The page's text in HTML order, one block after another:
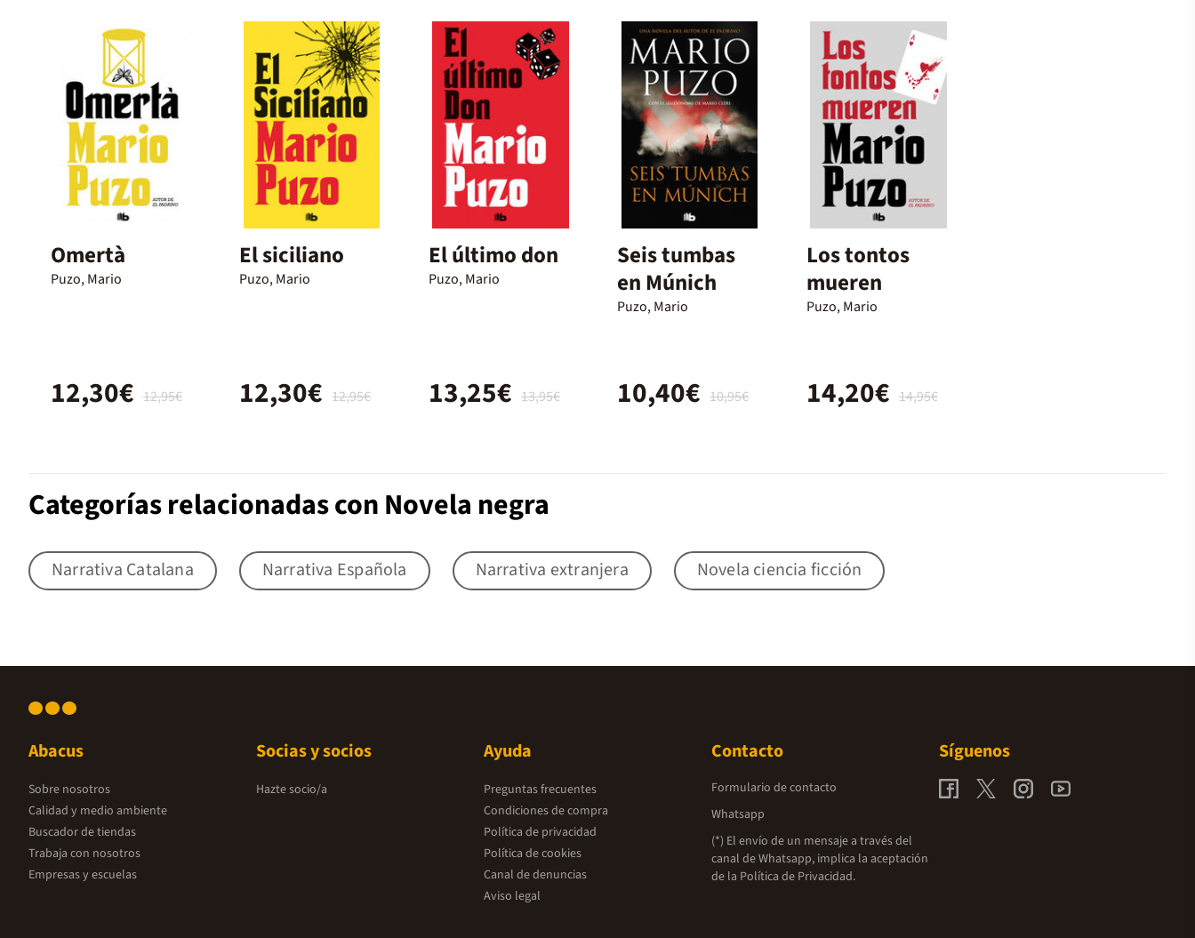
Omertà
Puzo, Mario
12,95€
12,30€
El siciliano
Puzo, Mario
12,95€
12,30€
El último don
Puzo, Mario
13,95€
13,25€
Seis tumbas
en Múnich
Puzo, Mario
10,95€
10,40€
Los tontos
mueren
Puzo, Mario
14,95€
14,20€
Categorías relacionadas con Novela negra
Narrativa Catalana Narrativa Española Narrativa extranjera Novela ciencia ficción
Abacus
Sobre nosotros
Calidad y medio ambiente
Buscador de tiendas
Trabaja con nosotros
Empresas y escuelas
Socias y socios
Hazte socio/a
Ayuda
Preguntas frecuentes
Condiciones de compra
Política de privacidad
Política de cookies
Canal de denuncias
Aviso legal
Contacto
Formulario de contacto
Whatsapp
(*) El envío de un mensaje a través del
canal de Whatsapp, implica la aceptación
de la Política de Privacidad.
Síguenos